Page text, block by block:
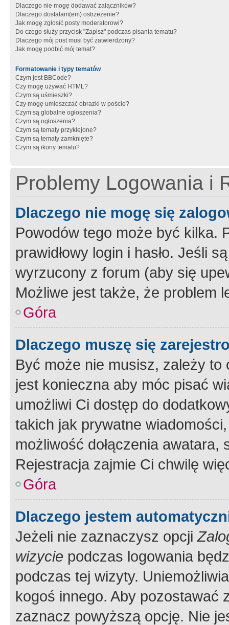
Dlaczego nie mogę dodawać załączników?
Dlaczego dostałam(em) ostrzeżenie?
Jak mogę zgłosić posty moderatorowi?
Do czego służy przycisk "Zapisz" podczas pisania tematu?
Dlaczego mój post musi być zatwierdzony?
Jak mogę podbić mój temat?
Formatowanie i typy tematów
Czym jest BBCode?
Czy mogę używać HTML?
Czym są uśmieszki?
Czy mogę umieszczać obrazki w poście?
Czym są globalne ogłoszenia?
Czym są ogłoszenia?
Czym są tematy przyklejone?
Czym są tematy zamknięte?
Czym są ikony tematu?
Problemy Logowania i
Dlaczego nie mogę się
Powodów tego może być kilka.
prawidłowy login i hasło. Jeśli
wyrzucony z forum (aby się
Możliwe jest także, że problem
Góra
Dlaczego muszę się
Być może nie musisz, zależy
jest konieczna aby móc pisać
umożliwi Ci dostęp do
takich jak prywatne
możliwość dołączenia
Rejestracja zajmie Ci chwilę
Góra
Dlaczego jestem
Jeżeli nie zaznaczysz opcji
wizycie podczas logowania
podczas tej wizyty.
kogoś innego. Aby pozostawać
zaznacz powyższą opcję. Nie